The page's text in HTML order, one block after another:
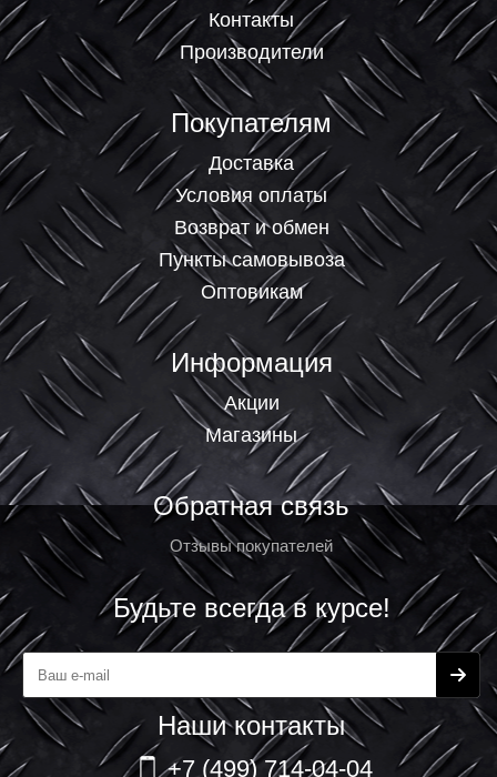
Контакты
Производители
Покупателям
Доставка
Условия оплаты
Возврат и обмен
Пункты самовывоза
Оптовикам
Информация
Акции
Магазины
Обратная связь
Отзывы покупателей
Будьте всегда в курсе!
Наши контакты
+7 (499) 714-04-04